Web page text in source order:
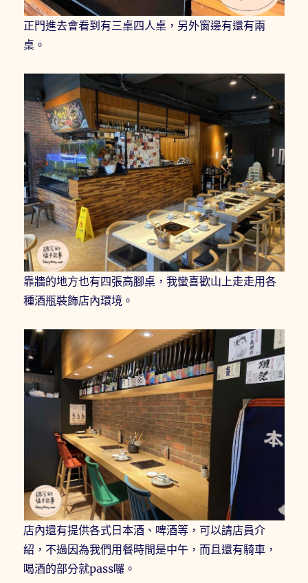
正門進去會看到有三桌四人桌，另外窗邊有還有兩
桌。
靠牆的地方也有四張高腳桌，我蠻喜歡山上走走用各
種酒瓶裝飾店內環境。
店內還有提供各式日本酒、啤酒等，可以請店員介
紹，不過因為我們用餐時間是中午，而且還有騎車，
喝酒的部分就pass囉。